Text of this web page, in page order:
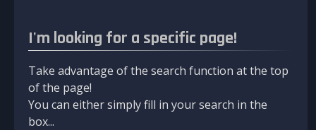
I'm looking for a specific page!
Take advantage of the search function at the top
of the page!
You can either simply fill in your search in the
box...